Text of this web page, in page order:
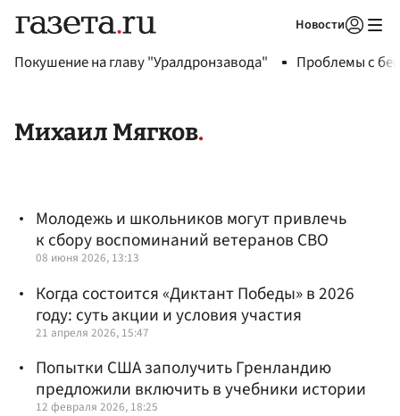
Новости
Покушение на главу "Уралдронзавода" Проблемы с
Михаил Мягков
Молодежь и школьников могут привлечь
к сбору воспоминаний ветеранов СВО
08 июня 2026, 13:13
Когда состоится «Диктант Победы» в 2026
году: суть акции и условия участия
21 апреля 2026, 15:47
Попытки США заполучить Гренландию
предложили включить в учебники истории
12 февраля 2026, 18:25